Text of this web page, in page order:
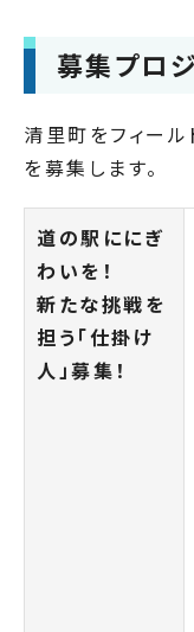
募集プロ
清里町をフィー
を募集します。
道の駅ににぎ
わいを！
新たな挑戦を
担う「仕掛け
人」募集！